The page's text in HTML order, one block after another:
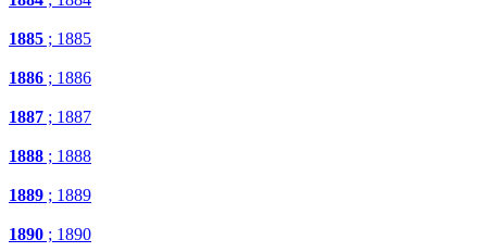
1885 ; 1885
1886 ; 1886
1887 ; 1887
1888 ; 1888
1889 ; 1889
1890 ; 1890